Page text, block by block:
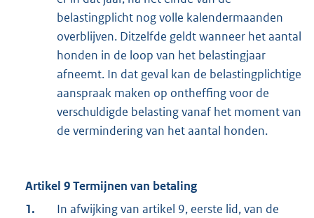
belastingplicht nog volle kalendermaanden
overblijven. Ditzelfde geldt wanneer het aantal
honden in de loop van het belastingjaar
afneemt. In dat geval kan de belastingplichtige
aanspraak maken op ontheffing voor de
verschuldigde belasting vanaf het moment van
de vermindering van het aantal honden.
Artikel 9 Termijnen van betaling
1.
In afwijking van artikel 9, eerste lid, van de